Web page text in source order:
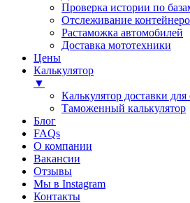
Проверка истории по
Отслеживание
Растаможка автомобилей
Доставка мототехники
Цены
Калькулятор
▼
Калькулятор доставки
Таможенный калькулятор
Блог
FAQs
О компании
Вакансии
Отзывы
Мы в Instagram
Контакты